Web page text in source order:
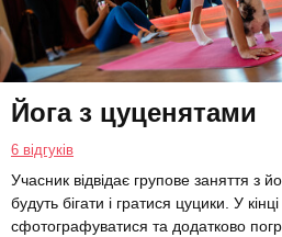
Йога з цуценятами
6 відгуків
Учасник відвідає групове заняття з
будуть бігати і гратися цуцики. У
сфотографуватися та додатково